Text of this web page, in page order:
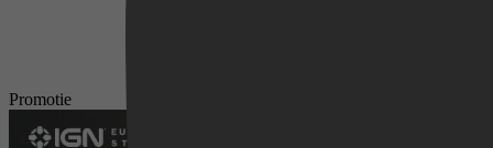
Promotie